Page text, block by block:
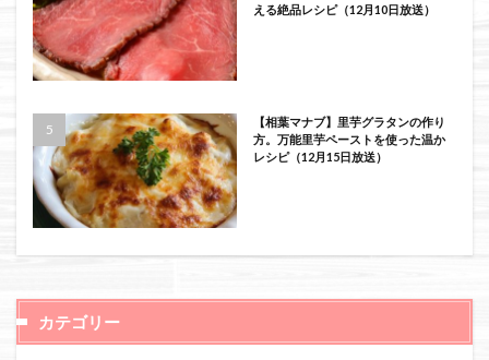
える絶品レシピ（12月10日放送）
【相葉マナブ】里芋グラタンの作り
方。万能里芋ペーストを使った温か
レシピ（12月15日放送）
カテゴリー